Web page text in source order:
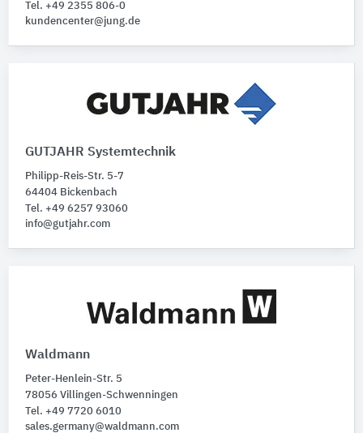
Tel. +49 2355 806-0
kundencenter@jung.de
GUTJAHR Systemtechnik
Philipp-Reis-Str. 5-7
64404 Bickenbach
Tel. +49 6257 93060
info@gutjahr.com
Waldmann
Peter-Henlein-Str. 5
78056 Villingen-Schwenningen
Tel. +49 7720 6010
sales.germany@waldmann.com